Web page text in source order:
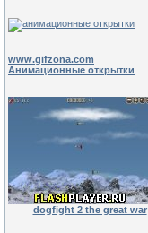
www.gifzona.com
Анимационные открытки
dogfight 2 the great war